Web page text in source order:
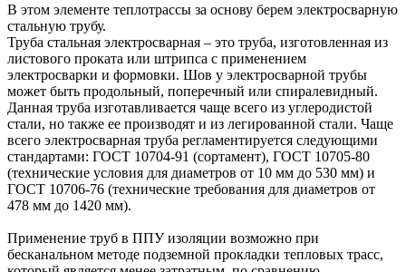
В этом элементе теплотрассы за основу берем электросварную
стальную трубу.
Труба стальная электросварная – это труба, изготовленная из
листового проката или штрипса с применением
электросварки и формовки. Шов у электросварной трубы
может быть продольный, поперечный или спиралевидный.
Данная труба изготавливается чаще всего из углеродистой
стали, но также ее производят и из легированной стали. Чаще
всего электросварная труба регламентируется следующими
стандартами: ГОСТ 10704-91 (сортамент), ГОСТ 10705-80
(технические условия для диаметров от 10 мм до 530 мм) и
ГОСТ 10706-76 (технические требования для диаметров от
478 мм до 1420 мм).
Применение труб в ППУ изоляции возможно при
бесканальном методе подземной прокладки тепловых трасс,